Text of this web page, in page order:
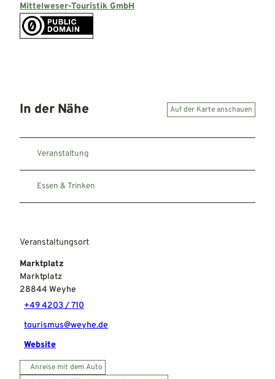
Mittelweser-Touristik GmbH
In der Nähe Auf der Karte anschauen
Veranstaltung
Essen & Trinken
Veranstaltungsort
Marktplatz
Marktplatz
28844 Weyhe
+49 4203 / 710
tourismus@weyhe.de
Website
Anreise mit dem Auto